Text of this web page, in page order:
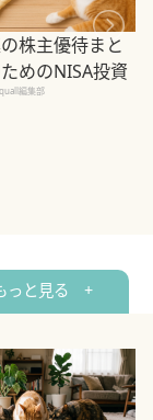
株主優待まと
めのNISA投資
編集部
っと見る +